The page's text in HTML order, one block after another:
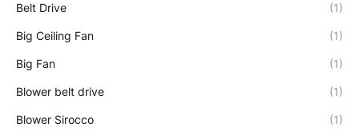
Belt Drive (1)
Big Ceiling Fan (1)
Big Fan (1)
Blower belt drive (1)
Blower Sirocco (1)